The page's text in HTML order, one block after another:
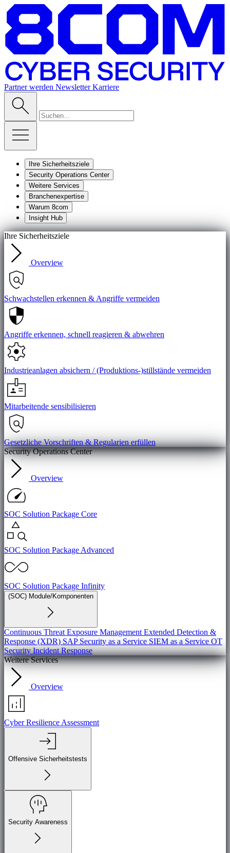
Partner werden NewsletterKarriere
Ihre Sicherheitsziele
Security Operations Center
Weitere Services
Branchenexpertise
Warum 8com
Insight Hub
Ihre Sicherheitsziele
Overview
Schwachstellen erkennen & Angriffe vermeiden
Angriffe erkennen, schnell reagieren & abwehren
Industrieanlagen absichern / (Produktions-)stillstände vermeiden
Mitarbeitende sensibilisieren
Gesetzliche Vorschriften & Regularien erfüllen
Security Operations Center
Overview
SOC Solution Package Core
SOC Solution Package Advanced
SOC Solution Package Infinity
(SOC) Module/Komponenten
Continuous Threat Exposure Management Extended Detection &
Response (XDR) SAP Security as a Service SIEM as a Service OT
SecurityIncident Response
Weitere Services
Overview
Cyber Resilience Assessment
Offensive Sicherheitstests
Security Awareness